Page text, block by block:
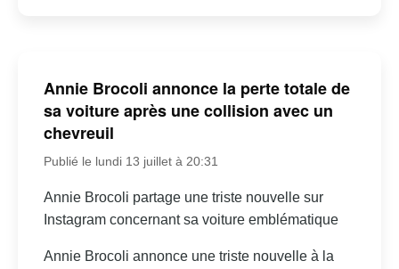
Annie Brocoli annonce la perte totale de
sa voiture après une collision avec un
chevreuil
Publié le lundi 13 juillet à 20:31
Annie Brocoli partage une triste nouvelle sur
Instagram concernant sa voiture emblématique
Annie Brocoli annonce une triste nouvelle à la